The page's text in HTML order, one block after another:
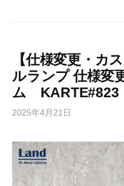
【仕様変更・カ
ルランプ 仕様変
ム KARTE#823
2025年4月21日